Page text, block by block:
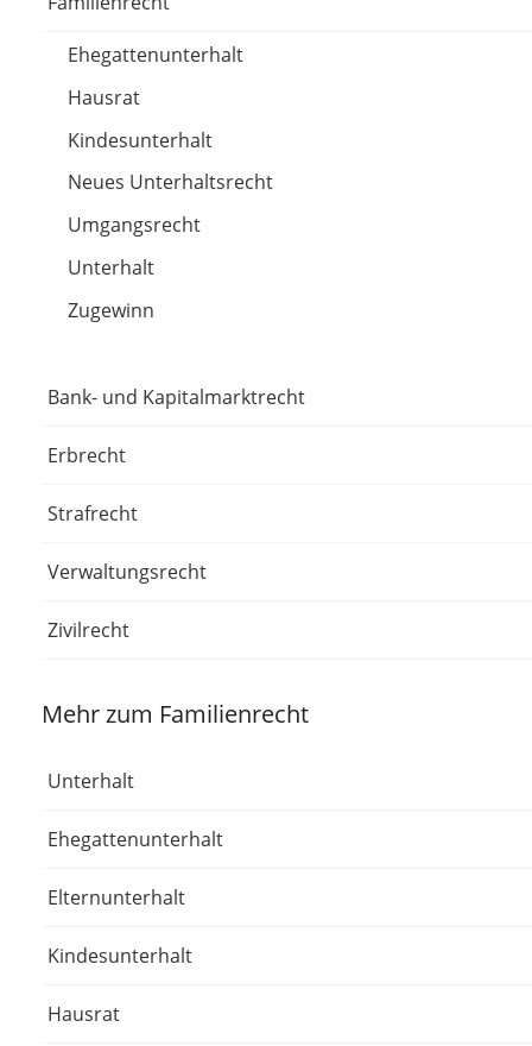
Ehegattenunterhalt
Hausrat
Kindesunterhalt
Neues Unterhaltsrecht
Umgangsrecht
Unterhalt
Zugewinn
Bank- und Kapitalmarktrecht
Erbrecht
Strafrecht
Verwaltungsrecht
Zivilrecht
Mehr zum Familienrecht
Unterhalt
Ehegattenunterhalt
Elternunterhalt
Kindesunterhalt
Hausrat